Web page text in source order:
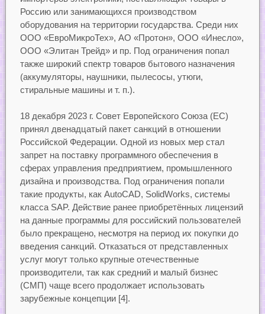
Россию или занимающихся производством
оборудования на территории государства. Среди них
ООО «ЕвроМикроТех», АО «Протон», ООО «Инесло»,
ООО «Элитан Трейд» и пр. Под ограничения попал
также широкий спектр товаров бытового назначения
(аккумуляторы, наушники, пылесосы, утюги,
стиральные машины и т. п.).
18 декабря 2023 г. Совет Европейского Союза (ЕС)
принял двенадцатый пакет санкций в отношении
Российской Федерации. Одной из новых мер стал
запрет на поставку программного обеспечения в
сферах управления предприятием, промышленного
дизайна и производства. Под ограничения попали
такие продукты, как AutoCAD, SolidWorks, системы
класса SAP. Действие ранее приобретённых лицензий
на данные программы для российский пользователей
было прекращено, несмотря на период их покупки до
введения санкций. Отказаться от представленных
услуг могут только крупные отечественные
производители, так как средний и малый бизнес
(СМП) чаще всего продолжает использовать
зарубежные концепции [4].